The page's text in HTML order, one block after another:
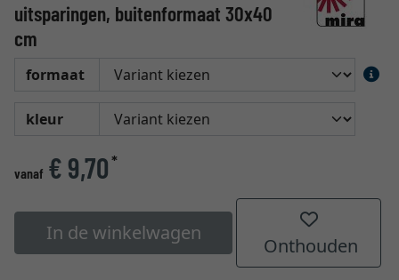
uitsparingen, buitenformaat 30x40
cm
formaat
kleur
vanaf € 9,70*
In de winkelwagen
Onthouden